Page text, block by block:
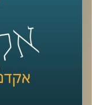
ובזמן שרובנו
שפשוט נכנסים
הדרך גם מרוויחים
אז מה זה בכלל שוק
למה אנשים